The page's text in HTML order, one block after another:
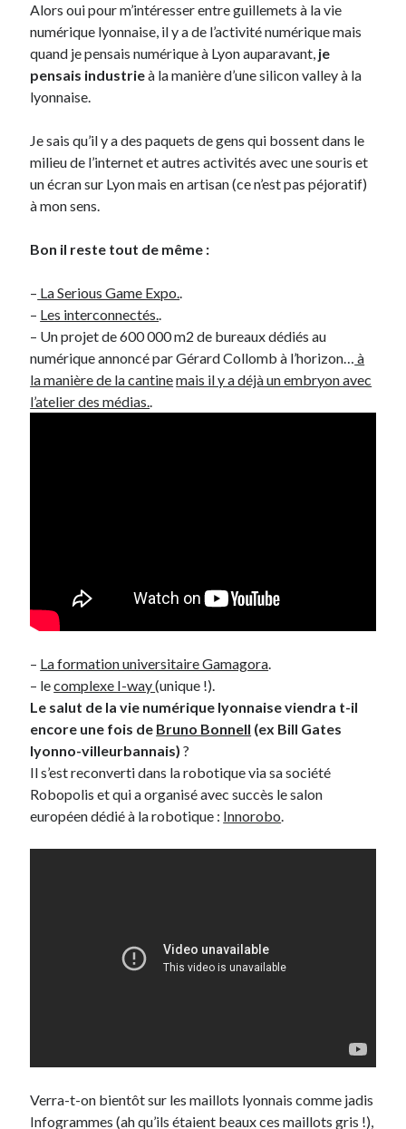
Bon plan du dimanche
Coup de coeur
Daddy
Engagé
Geek
Humeur
Lectures
Lyon
Lyon à Livre Ouvert
Non classé
Patchwork
Photos
Post inutile
Proust
Sons
Sorties cuculturelles
Alors oui pour m’intéresser entre guillemets à la vie
numérique lyonnaise, il y a de l’activité numérique mais
quand je pensais numérique à Lyon auparavant, je
pensais industrieà la manière d’une silicon valley à la
lyonnaise.
Je sais qu’il y a des paquets de gens qui bossent dans le
milieu de l’internet et autres activités avec une souris et
un écran sur Lyon mais en artisan (ce n’est pas péjoratif)
à mon sens.
Bon il reste tout de même :
– La Serious Game Expo..
– Les interconnectés..
– Un projet de 600 000 m2 de bureaux dédiés au
numérique annoncé par Gérard Collomb à l’horizon… à
la manière de la cantinemais il y a déjà un embryon avec
l’atelier des médias..
– La formation universitaire Gamagora.
– lecomplexe I-way(unique !).
Le salut de la vie numérique lyonnaise viendra t-il
encore une fois de Bruno Bonnell (ex Bill Gates
lyonno-villeurbannais)?
Il s’est reconverti dans la robotique via sa société
Robopolis et qui a organisé avec succès le salon
européen dédié à la robotique : Innorobo.
Verra-t-on bientôt sur les maillots lyonnais comme jadis
Infogrammes (ah qu’ils étaient beaux ces maillots gris !),